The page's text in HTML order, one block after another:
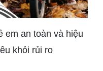
em an toàn và hiệu
khỏi rủi ro